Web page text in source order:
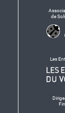
de
Les